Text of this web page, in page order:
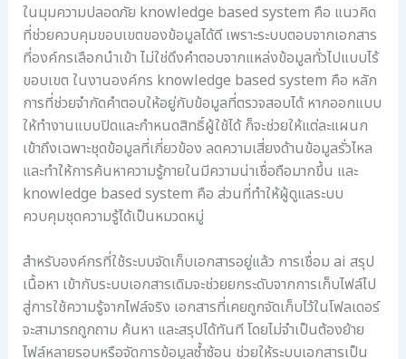
ในมุมความปลอดภัย knowledge based system คือ แนวคิด
ที่ช่วยควบคุมขอบเขตของข้อมูลได้ดี เพราะระบบตอบจากเอกสาร
ที่องค์กรเลือกนำเข้า ไม่ใช่ดึงคำตอบจากแหล่งข้อมูลทั่วไปแบบไร้
ขอบเขต ในงานองค์กร knowledge based system คือ หลัก
การที่ช่วยจำกัดคำตอบให้อยู่กับข้อมูลที่ตรวจสอบได้ หากออกแบบ
ให้ทำงานแบบปิดและกำหนดสิทธิ์ผู้ใช้ได้ ก็จะช่วยให้แต่ละแผนก
เข้าถึงเฉพาะชุดข้อมูลที่เกี่ยวข้อง ลดความเสี่ยงด้านข้อมูลรั่วไหล
และทำให้การค้นหาความรู้ภายในมีความน่าเชื่อถือมากขึ้น และ
knowledge based system คือ ส่วนที่ทำให้ผู้ดูแลระบบ
ควบคุมชุดความรู้ได้เป็นหมวดหมู่
สำหรับองค์กรที่ใช้ระบบจัดเก็บเอกสารอยู่แล้ว การเชื่อม ai สรุป
เนื้อหา เข้ากับระบบเอกสารเดิมจะช่วยยกระดับจากการเก็บไฟล์ไป
สู่การใช้ความรู้จากไฟล์จริง เอกสารที่เคยถูกจัดเก็บไว้ในโฟลเดอร์
จะสามารถถูกถาม ค้นหา และสรุปได้ทันที โดยไม่จำเป็นต้องย้าย
ไฟล์หลายรอบหรือจัดการข้อมูลซ้ำซ้อน ช่วยให้ระบบเอกสารเป็น